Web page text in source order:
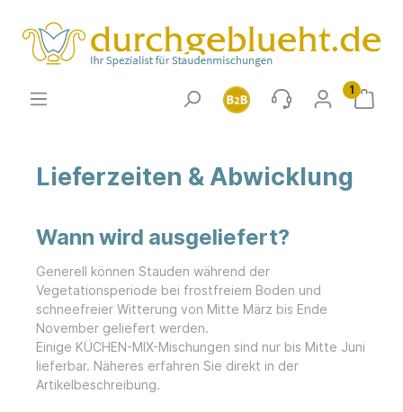
1
Lieferzeiten & Abwicklung
Wann wird ausgeliefert?
Generell können Stauden während der
Vegetationsperiode bei frostfreiem Boden und
schneefreier Witterung von Mitte März bis Ende
November geliefert werden.
Einige KÜCHEN-MIX-Mischungen sind nur bis Mitte Juni
lieferbar. Näheres erfahren Sie direkt in der
Artikelbeschreibung.